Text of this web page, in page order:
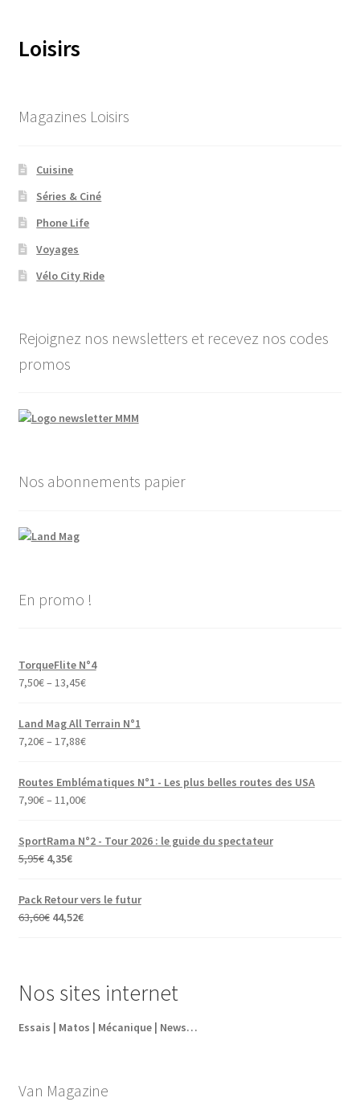
Loisirs
Magazines Loisirs
Cuisine
Séries & Ciné
Phone Life
Voyages
Vélo City Ride
Rejoignez nos newsletters et recevez nos codes
promos
Nos abonnements papier
En promo !
TorqueFlite N°4
7,50€– 13,45€
Land Mag All Terrain N°1
7,20€– 17,88€
Routes Emblématiques N°1 - Les plus belles routes des USA
7,90€– 11,00€
SportRama N°2 - Tour 2026 : le guide du spectateur
5,95€ Le
initial
était :
5,95€.
4,35€Le
est :
Pack Retour vers le futur
63,60€ Le
63,60€.
44,52€Le
44,52€.
Nos sites internet
Essais | Matos | Mécanique | News…
Van Magazine